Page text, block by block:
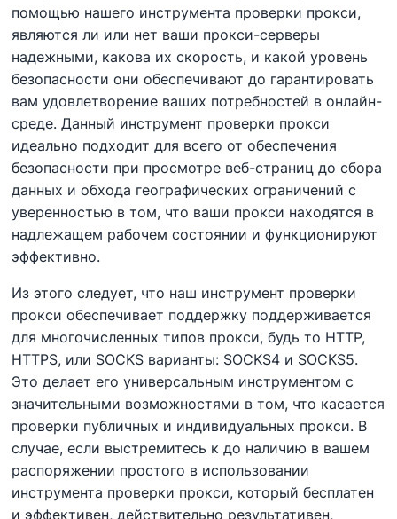
помощью нашего инструмента проверки прокси,
являются ли или нет ваши прокси-серверы
надежными, какова ихскорость, и какойуровень
безопасностиони обеспечивают до гарантировать
вам удовлетворение ваших потребностей в онлайн-
среде. Данный инструмент проверки прокси
идеально подходит для всего от обеспечения
безопасности при просмотре веб-страниц до сбора
данных иобхода географических ограничений с
уверенностью в том, что ваши прокси находятся в
надлежащем рабочем состоянии ифункционируют
эффективно.
Из этого следует, что наш инструмент проверки
проксиобеспечивает поддержку поддерживается
для многочисленных типов прокси,будь то HTTP,
HTTPS, или SOCKS варианты: SOCKS4 и SOCKS5.
Это делает его универсальным инструментом с
значительными возможностями в том, что касается
проверки публичных и индивидуальных прокси. В
случае, если выстремитесь к до наличию в вашем
распоряжении простого в использовании
инструмента проверки прокси, которыйбесплатен
и эффективен,действительно результативен,